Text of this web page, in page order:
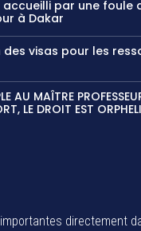
accueilli par une foule
à Dakar
des visas pour les
AU MAÎTRE
LE DROIT EST
directement